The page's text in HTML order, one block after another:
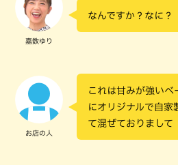
嘉数ゆり
なんですか？なに？
お店の人
これは甘みが強いベ
にオリジナルで自家
て混ぜておりまして